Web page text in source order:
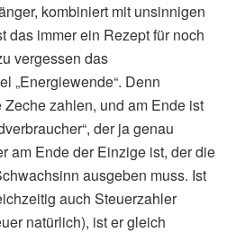
kombiniert mit unsinnigen
das immer ein Rezept für noch
vergessen das
„Energiewende“. Denn
zahlen, und am Ende ist
der ja genau
am Ende der Einzige ist, der die
ausgeben muss. Ist
auch Steuerzahler
natürlich), ist er gleich